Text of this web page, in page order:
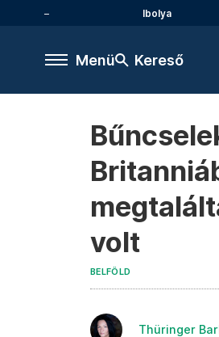
Ibolya
Menü Kereső
volt
BELFÖLD
Thüringer